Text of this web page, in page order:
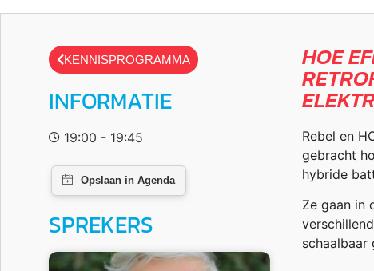
KENNISPROGRAMMA
INFORMATIE
19:00 - 19:45
SPREKERS
HOE
Rebel en
gebracht
hybride
Ze gaan in
schaalbaar